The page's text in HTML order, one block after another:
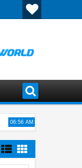
AM വിശ്വാസപ്രമാണം